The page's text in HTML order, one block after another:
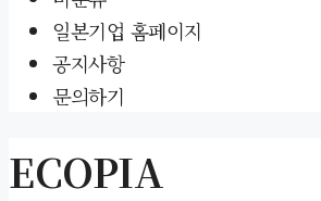
일본기업 홈페이지
공지사항
문의하기
ECOPIA